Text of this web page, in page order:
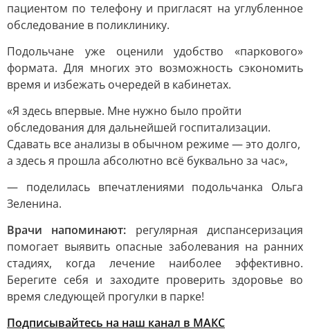
пациентом по телефону и пригласят на углубленное
обследование в поликлинику.
Подольчане уже оценили удобство «паркового»
формата. Для многих это возможность сэкономить
время и избежать очередей в кабинетах.
«Я здесь впервые. Мне нужно было пройти
обследования для дальнейшей госпитализации.
Сдавать все анализы в обычном режиме — это долго,
а здесь я прошла абсолютно всё буквально за час»,
— поделилась впечатлениями подольчанка Ольга
Зеленина.
Врачи напоминают: регулярная диспансеризация
помогает выявить опасные заболевания на ранних
стадиях, когда лечение наиболее эффективно.
Берегите себя и заходите проверить здоровье во
время следующей прогулки в парке!
Подписывайтесь на наш канал в МАКС